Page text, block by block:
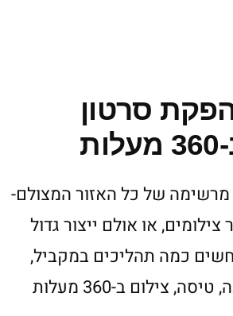
סרטון
מרשימה של כל האזור המצולם-
או אולם ייצור גדול
כמה תהליכים במקביל,
תיעוד נוף, נסיעה, טיסה, צילום ב-360 מעלות